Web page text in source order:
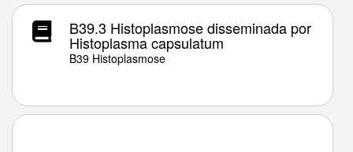
B39.3 Histoplasmose disseminada por
Histoplasma capsulatum
B39 Histoplasmose